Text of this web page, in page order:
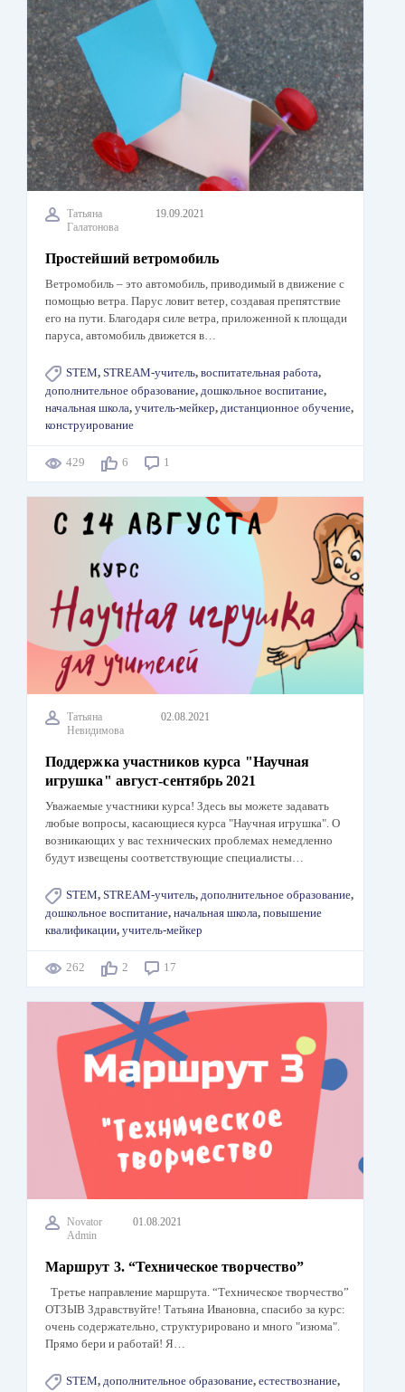
Татьяна
Галатонова
19.09.2021
Простейший ветромобиль
Ветромобиль – это автомобиль, приводимый в движение с
помощью ветра. Парус ловит ветер, создавая препятствие
его на пути. Благодаря силе ветра, приложенной к площади
паруса, автомобиль движется в…
STEM, STREAM-учитель, воспитательная работа,
дополнительное образование, дошкольное воспитание,
начальная школа, учитель-мейкер, дистанционное обучение,
конструирование
429 6 1
Татьяна
Невидимова
02.08.2021
Поддержка участников курса "Научная
игрушка" август-сентябрь 2021
Уважаемые участники курса! Здесь вы можете задавать
любые вопросы, касающиеся курса "Научная игрушка". О
возникающих у вас технических проблемах немедленно
будут извещены соответствующие специалисты…
STEM, STREAM-учитель, дополнительное образование,
дошкольное воспитание, начальная школа, повышение
квалификации, учитель-мейкер
262 2 17
Novator
Admin
01.08.2021
Маршрут 3. “Техническое творчество”
Третье направление маршрута. “Техническое творчество”
ОТЗЫВ Здравствуйте! Татьяна Ивановна, спасибо за курс:
очень содержательно, структурировано и много "изюма".
Прямо бери и работай! Я…
STEM, дополнительное образование, естествознание,